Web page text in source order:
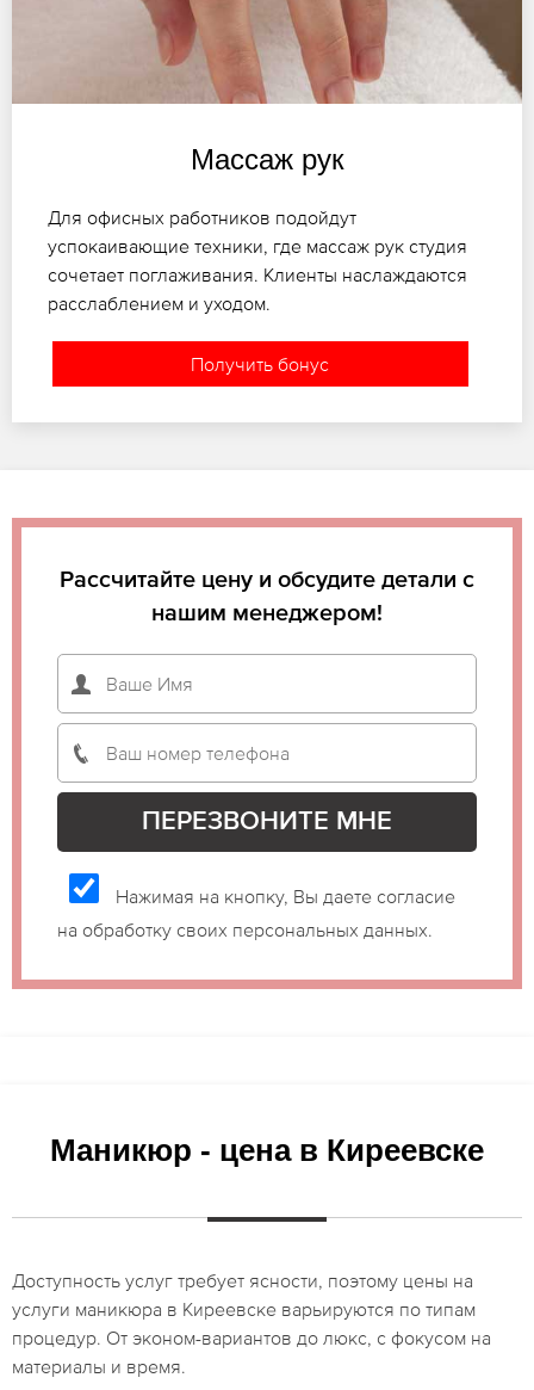
Массаж рук
Для офисных работников подойдут
успокаивающие техники, где массаж рук студия
сочетает поглаживания. Клиенты наслаждаются
расслаблением и уходом.
Получить бонус
Рассчитайте цену и обсудите детали с
нашим менеджером!
Нажимая на кнопку, Вы даете согласие
на обработку своих персональных данных.
Маникюр - цена в Киреевске
Доступность услуг требует ясности, поэтому цены на
услуги маникюра в Киреевске варьируются по типам
процедур. От эконом-вариантов до люкс, с фокусом на
материалы и время.